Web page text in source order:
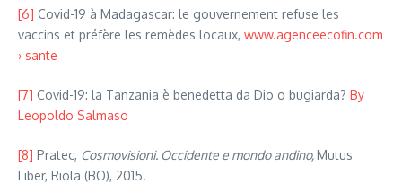
[6] Covid-19 à Madagascar: le gouvernement refuse les
vaccins et préfère les remèdes locaux, www.agenceecofin.com
› sante
[7] Covid-19: la Tanzania è benedetta da Dio o bugiarda? By
Leopoldo Salmaso
[8] Pratec, Cosmovisioni. Occidente e mondo andino,Mutus
Liber, Riola (BO), 2015.